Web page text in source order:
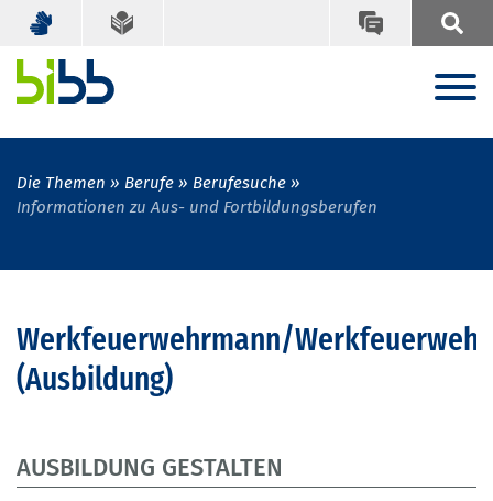
Die Themen Berufe
Berufesuche
Informationen zu Aus- und Fortbildungsberufen
Werkfeuerwehrmann/
(Ausbildung)
AUSBILDUNG GESTALTEN